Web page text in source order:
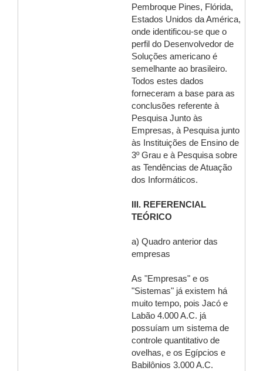
Pembroque Pines, Flórida,
Estados Unidos da América,
onde identificou-se que o
perfil do Desenvolvedor de
Soluções americano é
semelhante ao brasileiro.
Todos estes dados
forneceram a base para as
conclusões referente à
Pesquisa Junto às
Empresas, à Pesquisa junto
às Instituições de Ensino de
3º Grau e à Pesquisa sobre
as Tendências de Atuação
dos Informáticos.
III. REFERENCIAL
TEÓRICO
a) Quadro anterior das
empresas
As "Empresas" e os
"Sistemas" já existem há
muito tempo, pois Jacó e
Labão 4.000 A.C. já
possuíam um sistema de
controle quantitativo de
ovelhas, e os Egípcios e
Babilônios 3.000 A.C.